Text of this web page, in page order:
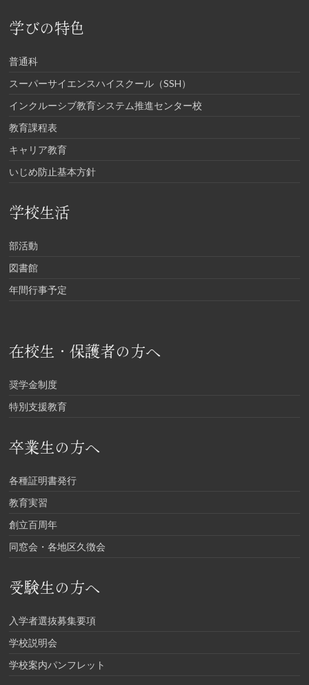
学びの特色
普通科
スーパーサイエンスハイスクール（SSH）
インクルーシブ教育システム推進センター校
教育課程表
キャリア教育
いじめ防止基本方針
学校生活
部活動
図書館
年間行事予定
在校生・保護者の方へ
奨学金制度
特別支援教育
卒業生の方へ
各種証明書発行
教育実習
創立百周年
同窓会・各地区久徴会
受験生の方へ
入学者選抜募集要項
学校説明会
学校案内パンフレット